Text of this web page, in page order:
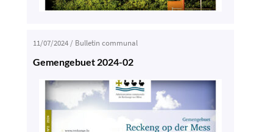
11/07/2024/ Bulletin communal
Gemengebuet 2024-02